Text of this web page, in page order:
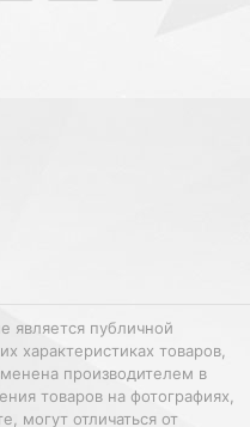
является публичной
характеристиках товаров,
производителем в
товаров на фотографиях,
могут отличаться от